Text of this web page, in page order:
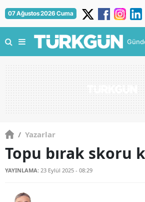
07 Ağustos 2026 Cuma
/ Yazarlar
Topu bırak skoru
YAYINLAMA: 23 Eylül 2025 - 08:29